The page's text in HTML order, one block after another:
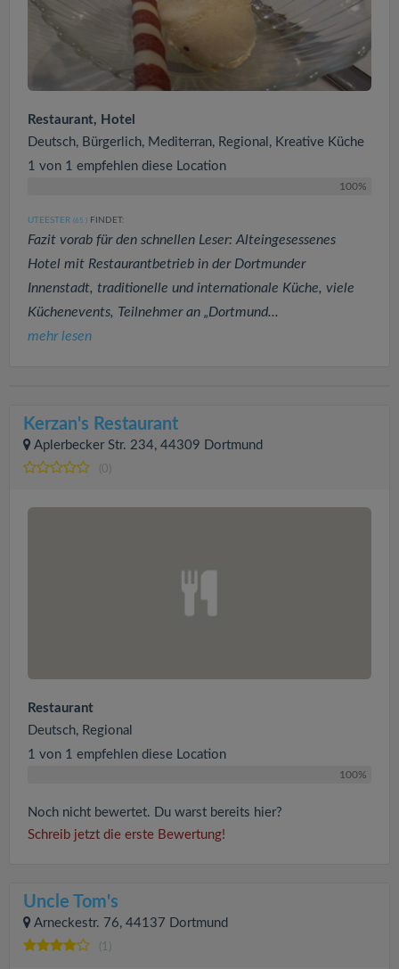
Restaurant, Hotel
Deutsch, Bürgerlich, Mediterran, Regional, Kreative Küche
1 von 1 empfehlen diese Location
100%
UTEESTER (65 ) FINDET:
Fazit vorab für den schnellen Leser: Alteingesessenes
Hotel mit Restaurantbetrieb in der Dortmunder
Innenstadt, traditionelle und internationale Küche, viele
Küchenevents, Teilnehmer an „Dortmund...
mehr lesen
Kerzan's Restaurant
Aplerbecker Str. 234, 44309 Dortmund
(0)
Restaurant
Deutsch, Regional
1 von 1 empfehlen diese Location
100%
Noch nicht bewertet. Du warst bereits hier?
Schreib jetzt die erste Bewertung!
Uncle Tom's
Arneckestr. 76, 44137 Dortmund
(1)